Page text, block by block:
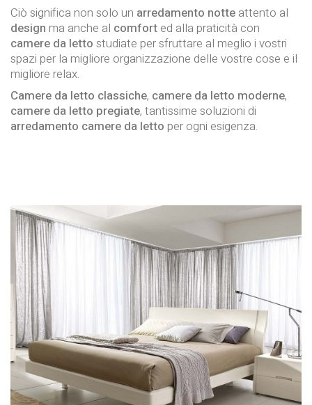
Ciò significa non solo un arredamento notte attento al
design ma anche al comfort ed alla praticità con
camere da letto studiate per sfruttare al meglio i vostri
spazi per la migliore organizzazione delle vostre cose e il
migliore relax.
Camere da letto classiche, camere da letto moderne,
camere da letto pregiate, tantissime soluzioni di
arredamento camere da letto per ogni esigenza.